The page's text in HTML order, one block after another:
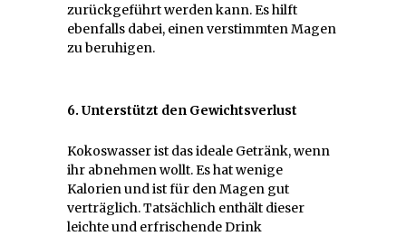
zurückgeführt werden kann. Es hilft
ebenfalls dabei, einen verstimmten Magen
zu beruhigen.
6. Unterstützt den Gewichtsverlust
Kokoswasser ist das ideale Getränk, wenn
ihr abnehmen wollt. Es hat wenige
Kalorien und ist für den Magen gut
verträglich. Tatsächlich enthält dieser
leichte und erfrischende Drink